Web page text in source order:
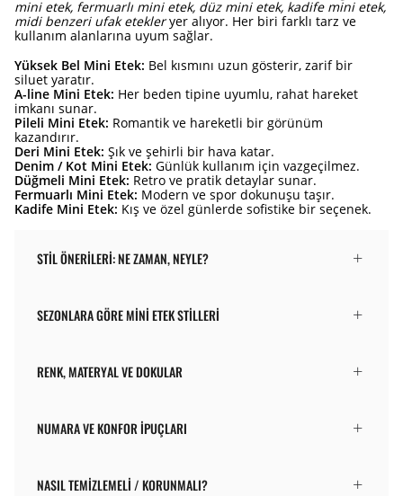
mini etek, fermuarlı mini etek, düz mini etek, kadife mini etek,
midi benzeri ufak etekleryer alıyor. Her biri farklı tarz ve
kullanım alanlarına uyum sağlar.
Yüksek Bel Mini Etek: Bel kısmını uzun gösterir, zarif bir
siluet yaratır.
A-line Mini Etek: Her beden tipine uyumlu, rahat hareket
imkanı sunar.
Pileli Mini Etek: Romantik ve hareketli bir görünüm
kazandırır.
Deri Mini Etek: Şık ve şehirli bir hava katar.
Denim / Kot Mini Etek: Günlük kullanım için vazgeçilmez.
Düğmeli Mini Etek: Retro ve pratik detaylar sunar.
Fermuarlı Mini Etek: Modern ve spor dokunuşu taşır.
Kadife Mini Etek: Kış ve özel günlerde sofistike bir seçenek.
STIL ÖNERILERI: NE ZAMAN, NEYLE?
SEZONLARA GÖRE MINI ETEK STILLERI
RENK, MATERYAL VE DOKULAR
NUMARA VE KONFOR İPUÇLARI
NASIL TEMIZLEMELI / KORUNMALI?